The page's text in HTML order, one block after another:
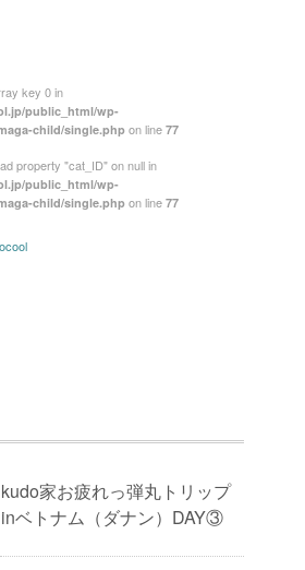
key 0 in
public_html/wp-
child/single.php on line 77
property "cat_ID" on null in
public_html/wp-
child/single.php on line 77
kudo家お疲れっ弾丸トリップ
inベトナム（ダナン）DAY③